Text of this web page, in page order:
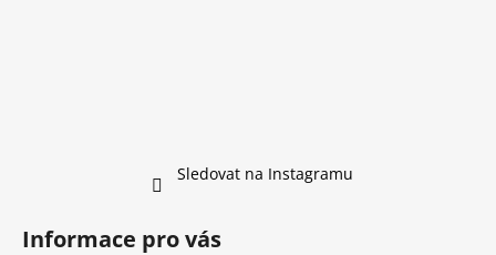
Sledovat na Instagramu
Informace pro vás